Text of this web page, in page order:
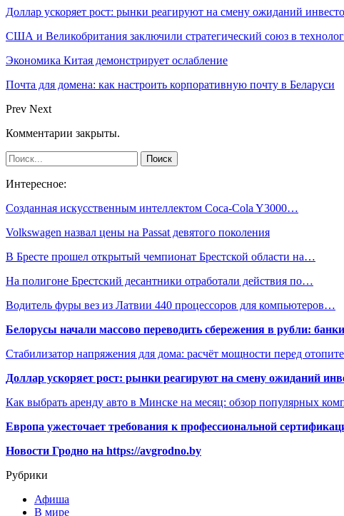
Доллар ускоряет рост: рынки реагируют на смену ожиданий
США и Великобритания заключили стратегический союз в
Экономика Китая демонстрирует ослабление
Почта для домена: как настроить корпоративную почту в Беларуси
Prev Next
Комментарии закрыты.
Интересное:
Созданная искусственным интеллектом Coca-Cola Y3000…
Volkswagen назвал цены на Passat девятого поколения
В Бресте прошел открытый чемпионат Брестской области на…
На полигоне Брестский десантники отработали действия по…
Водитель фуры вез из Латвии 440 процессоров для компьютеров…
Белорусы начали массово переводить сбережения в рубли:
Стабилизатор напряжения для дома: расчёт мощности перед
Доллар ускоряет рост: рынки реагируют на смену ожиданий
Как выбрать аренду авто в Минске на месяц: обзор популярных
Европа ужесточает требования к профессиональной
Новости Гродно на https://avgrodno.by
Рубрики
Афиша
В мире